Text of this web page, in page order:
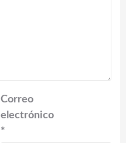
Correo
electrónico
*